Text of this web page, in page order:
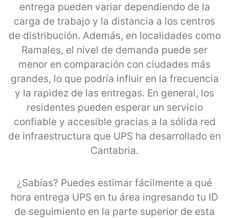
entrega pueden variar dependiendo de la
carga de trabajo y la distancia a los centros
de distribución. Además, en localidades como
Ramales, el nivel de demanda puede ser
menor en comparación con ciudades más
grandes, lo que podría influir en la frecuencia
y la rapidez de las entregas. En general, los
residentes pueden esperar un servicio
confiable y accesible gracias a la sólida red
de infraestructura que UPS ha desarrollado en
Cantabria.
¿Sabías? Puedes estimar fácilmente a qué
hora entrega UPS en tu área ingresando tu ID
de seguimiento en la parte superior de esta